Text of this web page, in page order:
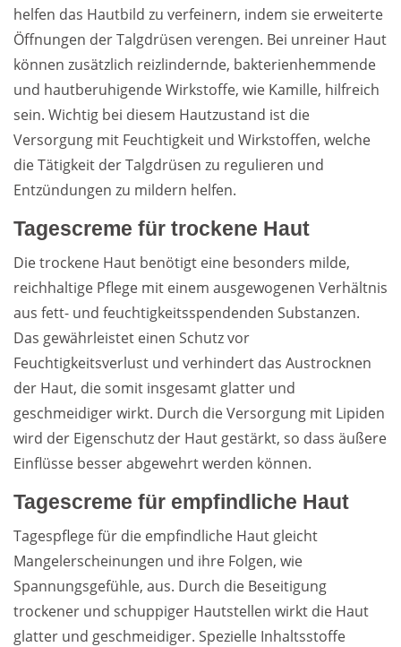
helfen das Hautbild zu verfeinern, indem sie erweiterte
Öffnungen der Talgdrüsen verengen. Bei unreiner Haut
können zusätzlich reizlindernde, bakterienhemmende
und hautberuhigende Wirkstoffe, wie Kamille, hilfreich
sein. Wichtig bei diesem Hautzustand ist die
Versorgung mit Feuchtigkeit und Wirkstoffen, welche
die Tätigkeit der Talgdrüsen zu regulieren und
Entzündungen zu mildern helfen.
Tagescreme für trockene Haut
Die trockene Haut benötigt eine besonders milde,
reichhaltige Pflege mit einem ausgewogenen Verhältnis
aus fett- und feuchtigkeitsspendenden Substanzen.
Das gewährleistet einen Schutz vor
Feuchtigkeitsverlust und verhindert das Austrocknen
der Haut, die somit insgesamt glatter und
geschmeidiger wirkt. Durch die Versorgung mit Lipiden
wird der Eigenschutz der Haut gestärkt, so dass äußere
Einflüsse besser abgewehrt werden können.
Tagescreme für empfindliche Haut
Tagespflege für die empfindliche Haut gleicht
Mangelerscheinungen und ihre Folgen, wie
Spannungsgefühle, aus. Durch die Beseitigung
trockener und schuppiger Hautstellen wirkt die Haut
glatter und geschmeidiger. Spezielle Inhaltsstoffe